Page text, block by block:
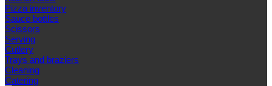
Pizza inventory
Sauce bottles
Scissors
Serving
Cutlery
Trays and braziers
Сleaning
Catering